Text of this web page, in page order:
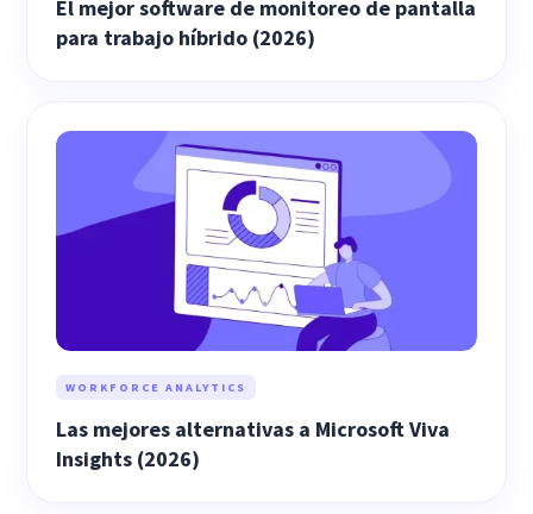
El mejor software de monitoreo de pantalla
para trabajo híbrido (2026)
WORKFORCE ANALYTICS
Las mejores alternativas a Microsoft Viva
Insights (2026)